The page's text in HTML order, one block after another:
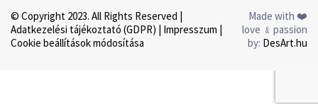
Made with ❤️
love ﹠passion
by: DesArt.hu
© Copyright 2023. All Rights Reserved |
Adatkezelési tájékoztató (GDPR)
Impresszum
Cookie beállítások módosítása